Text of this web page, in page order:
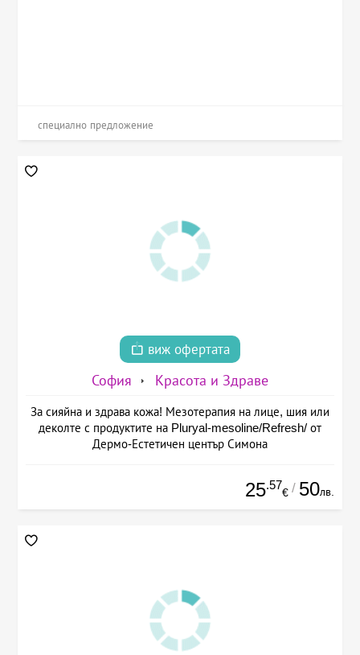
специално предложение
виж офертата
София Красота и Здраве
За сияйна и здрава кожа! Мезотерапия на лице, шия или
деколте с продуктите на Pluryal-mesoline/Refresh/ от
Дермо-Естетичен център Симона
25.57
€ / 50лв.